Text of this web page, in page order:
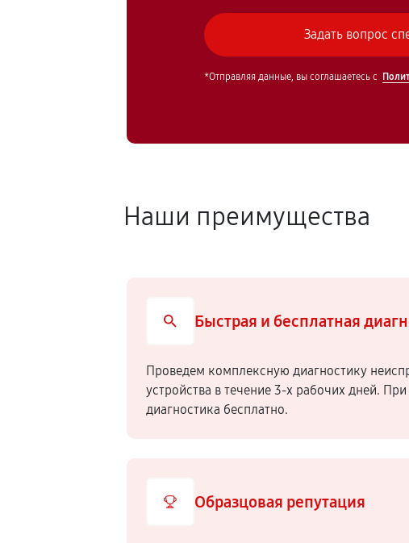
*Отправляя данные, вы соглашаетесь с
Наши преимущества
Быстрая и бесплатная
Проведем комплексную диагностику
устройства в течение 3-х рабочих дней.
диагностика бесплатно.
Образцовая репутация